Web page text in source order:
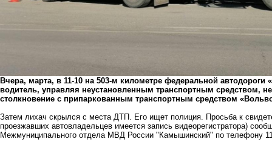
Вчера, марта, в 11-10 на 503-м километре федеральной автодороги
водитель, управляя неустановленным транспортным средством,
столкновение с припаркованным транспортным средством
Затем лихач скрылся с места ДТП. Его ищет полиция. Просьба к
проезжавших автовладельцев имеется запись видеорегистратора)
Межмуниципального отдела МВД России "Камышинский" по телефону